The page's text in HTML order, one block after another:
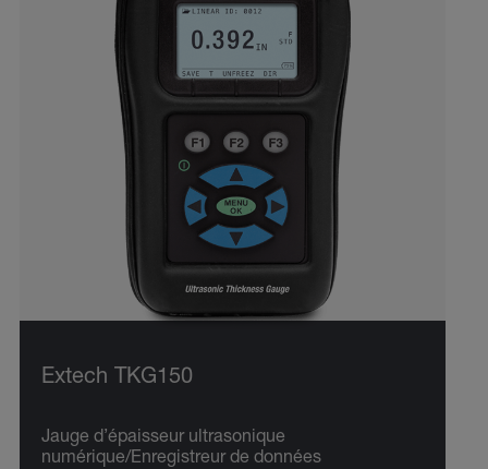
Extech TKG150
Jauge d’épaisseur ultrasonique
numérique/Enregistreur de données